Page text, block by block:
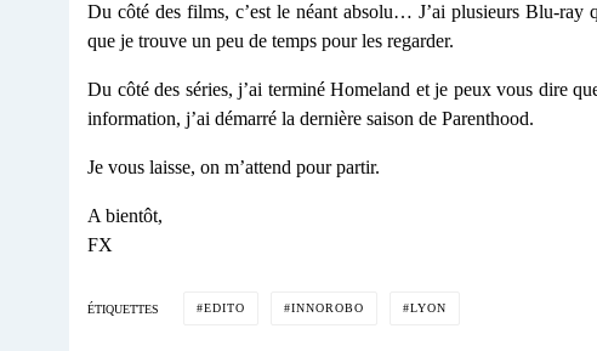
Du côté des films, c’est le néant absolu… J’ai plusieurs Blu-ray
que je trouve un peu de temps pour les regarder.
Du côté des séries, j’ai terminé Homeland et je peux vous dire
information, j’ai démarré la dernière saison de Parenthood.
Je vous laisse, on m’attend pour partir.
A bientôt,
FX
ÉTIQUETTES EDITO INNOROBO LYON